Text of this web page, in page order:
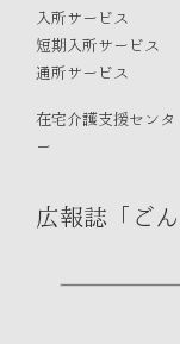
入所サービス
短期入所サービス
通所サービス
在宅介護支援センタ
ー
広報誌「ごん